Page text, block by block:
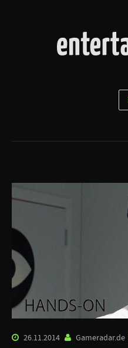
26.11.2014 Gameradar.de